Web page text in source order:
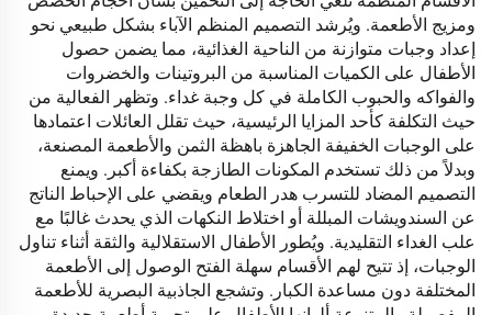
ومزيج الأطعمة. ويُرشد التصميم المنظم الآباء بشكل طبيعي نحو
إعداد وجبات متوازنة من الناحية الغذائية، مما يضمن حصول
الأطفال على الكميات المناسبة من البروتينات والخضروات
والفواكه والحبوب الكاملة في كل وجبة غداء. وتظهر الفعالية من
حيث التكلفة كأحد المزايا الرئيسية، حيث تقلل العائلات اعتمادها
على الوجبات الخفيفة الجاهزة باهظة الثمن والأطعمة المصنعة،
وبدلاً من ذلك تستخدم المكونات الطازجة بكفاءة أكبر. ويمنع
التصميم المضاد للتسرب هدر الطعام ويقضي على الإحباط الناتج
عن السندويشات المبللة أو اختلاط النكهات الذي يحدث غالبًا مع
علب الغداء التقليدية. ويُطور الأطفال الاستقلالية والثقة أثناء تناول
الوجبات، إذ تتيح لهم الأقسام سهلة الفتح الوصول إلى الأطعمة
المختلفة دون مساعدة الكبار. وتشجع الجاذبية البصرية للأطعمة